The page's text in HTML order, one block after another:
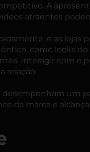
A
atraentes
e as lojas
como looks
Interagir com o
relação.
um
da marca e